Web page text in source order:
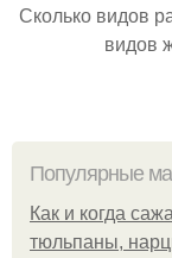
Сколько видов
видов
Популярные
Как и когда
тюльпаны,